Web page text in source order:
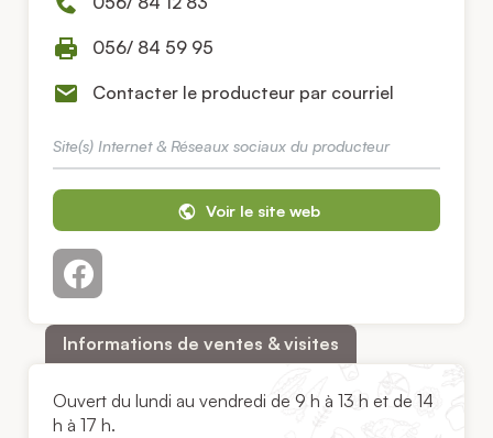
056/ 84 59 95
Contacter le producteur par courriel
Site(s) Internet & Réseaux sociaux du producteur
Voir le site web
Informations de ventes & visites
Ouvert du lundi au vendredi de 9 h à 13 h et de 14
h à 17 h.